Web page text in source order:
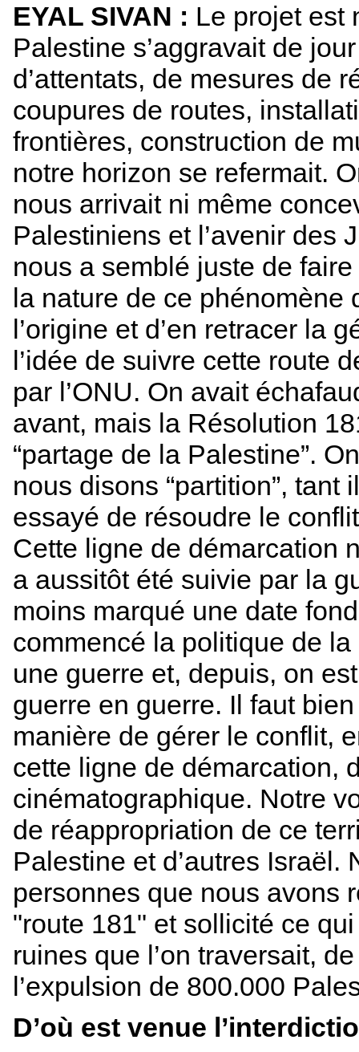
EYAL SIVAN : Le projet est
Palestine s’aggravait de
d’attentats, de mesures de
coupures de routes,
frontières, construction de
notre horizon se refermait.
nous arrivait ni même
Palestiniens et l’avenir des
nous a semblé juste de
la nature de ce phénomène
l’origine et d’en retracer la
l’idée de suivre cette route
par l’ONU. On avait
avant, mais la Résolution
“partage de la Palestine”.
nous disons “partition”, tant
essayé de résoudre le
Cette ligne de démarcation
a aussitôt été suivie par la
moins marqué une date
commencé la politique de
une guerre et, depuis, on
guerre en guerre. Il faut
manière de gérer le conflit,
cette ligne de démarcation,
cinématographique. Notre
de réappropriation de ce
Palestine et d’autres Israël.
personnes que nous avons
"route 181" et sollicité ce
ruines que l’on traversait,
l’expulsion de 800.000
D’où est venue